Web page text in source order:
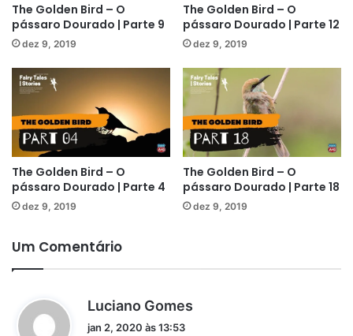
The Golden Bird – O
pássaro Dourado | Parte 9
dez 9, 2019
The Golden Bird – O
pássaro Dourado | Parte 12
dez 9, 2019
The Golden Bird – O
pássaro Dourado | Parte 4
dez 9, 2019
The Golden Bird – O
pássaro Dourado | Parte 18
dez 9, 2019
Um Comentário
Luciano Gomes
jan 2, 2020 às 13:53